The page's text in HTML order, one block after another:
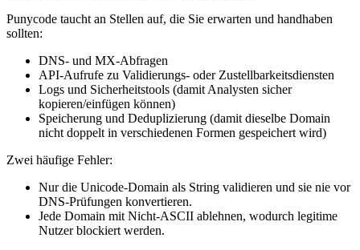
Punycode taucht an Stellen auf, die Sie erwarten und handhaben
sollten:
DNS‑ und MX‑Abfragen
API‑Aufrufe zu Validierungs‑ oder Zustellbarkeitsdiensten
Logs und Sicherheitstools (damit Analysten sicher
kopieren/einfügen können)
Speicherung und Deduplizierung (damit dieselbe Domain
nicht doppelt in verschiedenen Formen gespeichert wird)
Zwei häufige Fehler:
Nur die Unicode‑Domain als String validieren und sie nie vor
DNS‑Prüfungen konvertieren.
Jede Domain mit Nicht‑ASCII ablehnen, wodurch legitime
Nutzer blockiert werden.